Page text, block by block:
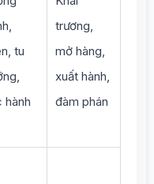
tu
hành
trương,
mở hàng,
xuất hành,
đàm phán